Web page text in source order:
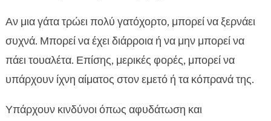
Αν μια γάτα τρώει πολύ γατόχορτο, μπορεί να ξερνάει
συχνά. Μπορεί να έχει διάρροια ή να μην μπορεί να
πάει τουαλέτα. Επίσης, μερικές φορές, μπορεί να
υπάρχουν ίχνη αίματος στον εμετό ή τα κόπρανά της.
Υπάρχουν κινδύνοι όπως αφυδάτωση και